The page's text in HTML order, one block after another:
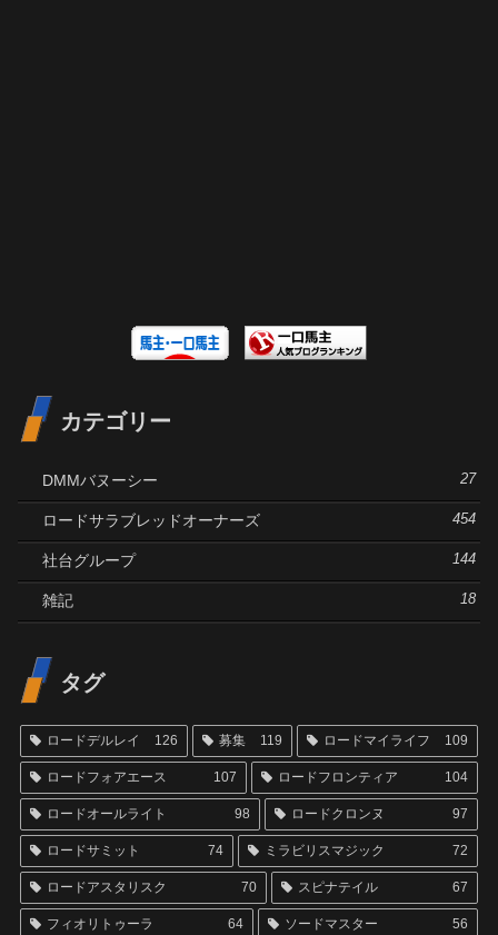
カテゴリー
DMMバヌーシー 27
ロードサラブレッドオーナーズ 454
社台グループ 144
雑記 18
タグ
ロードデルレイ 126 募集 119 ロードマイライフ 109
ロードフォアエース 107 ロードフロンティア 104
ロードオールライト 98 ロードクロンヌ 97
ロードサミット 74 ミラビリスマジック 72
ロードアスタリスク 70 スピナテイル 67
フィオリトゥーラ 64 ソードマスター 56